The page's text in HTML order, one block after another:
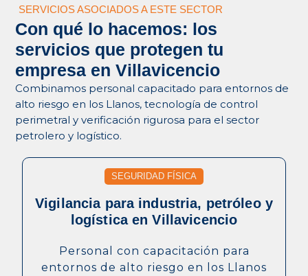
SERVICIOS ASOCIADOS A ESTE SECTOR
Con qué lo hacemos: los
servicios que protegen tu
empresa en Villavicencio
Combinamos personal capacitado para entornos de
alto riesgo en los Llanos, tecnología de control
perimetral y verificación rigurosa para el sector
petrolero y logístico.
SEGURIDAD FÍSICA
Vigilancia para industria, petróleo y
logística en Villavicencio
Personal con capacitación para
entornos de alto riesgo en los Llanos